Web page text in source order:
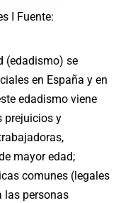
I Fuente:
(edadismo) se
en España y en
edadismo viene
prejuicios y
mayor edad;
comunes (legales
las personas